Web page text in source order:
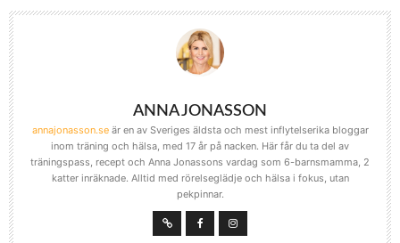
ANNA JONASSON
annajonasson.seär en av Sveriges äldsta och mest inflytelserika bloggar
inom träning och hälsa, med 17 år på nacken. Här får du ta del av
träningspass, recept och Anna Jonassons vardag som 6-barnsmamma, 2
katter inräknade. Alltid med rörelseglädje och hälsa i fokus, utan
pekpinnar.